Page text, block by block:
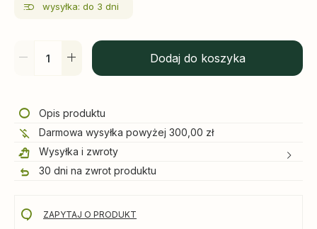
wysyłka: do 3 dni
Dodaj do koszyka
Opis produktu
Darmowa wysyłka powyżej 300,00 zł
Wysyłka i zwroty
30 dni na zwrot produktu
ZAPYTAJ O PRODUKT